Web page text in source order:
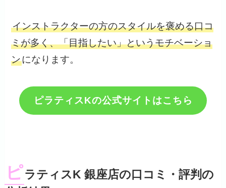
インストラクターの方のスタイルを褒める口コ
ミが多く、「目指したい」というモチベーショ
ンになります。
ピラティスKの公式サイトはこちら
ピラティスK 銀座店の口コミ・評判の